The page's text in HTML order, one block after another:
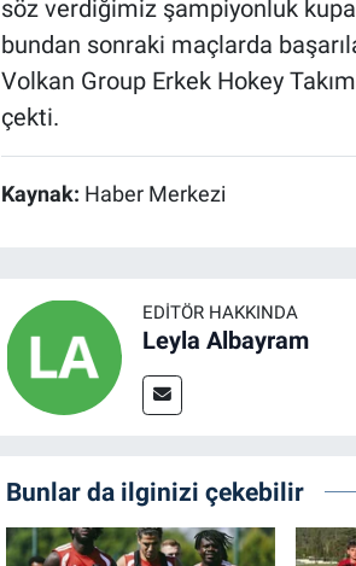
söz verdiğimiz şampiyonluk
bundan sonraki maçlarda
Volkan Group Erkek Hokey
çekti.
Kaynak: Haber Merkezi
EDITÖR HAKKINDA
Leyla Albayram
Bunlar da ilginizi çekebilir